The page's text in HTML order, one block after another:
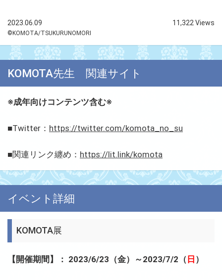
2023.06.09 11,322 Views
©KOMOTA/TSUKURUNOMORI
KOMOTA先生 関連サイト
※成年向けコンテンツ含む※
■Twitter： https://twitter.com/komota_no_su
■関連リンク纏め： https://lit.link/komota
イベント詳細
KOMOTA展
【開催期間】： 2023/6/23（金）～2023/7/2（ 日 ）